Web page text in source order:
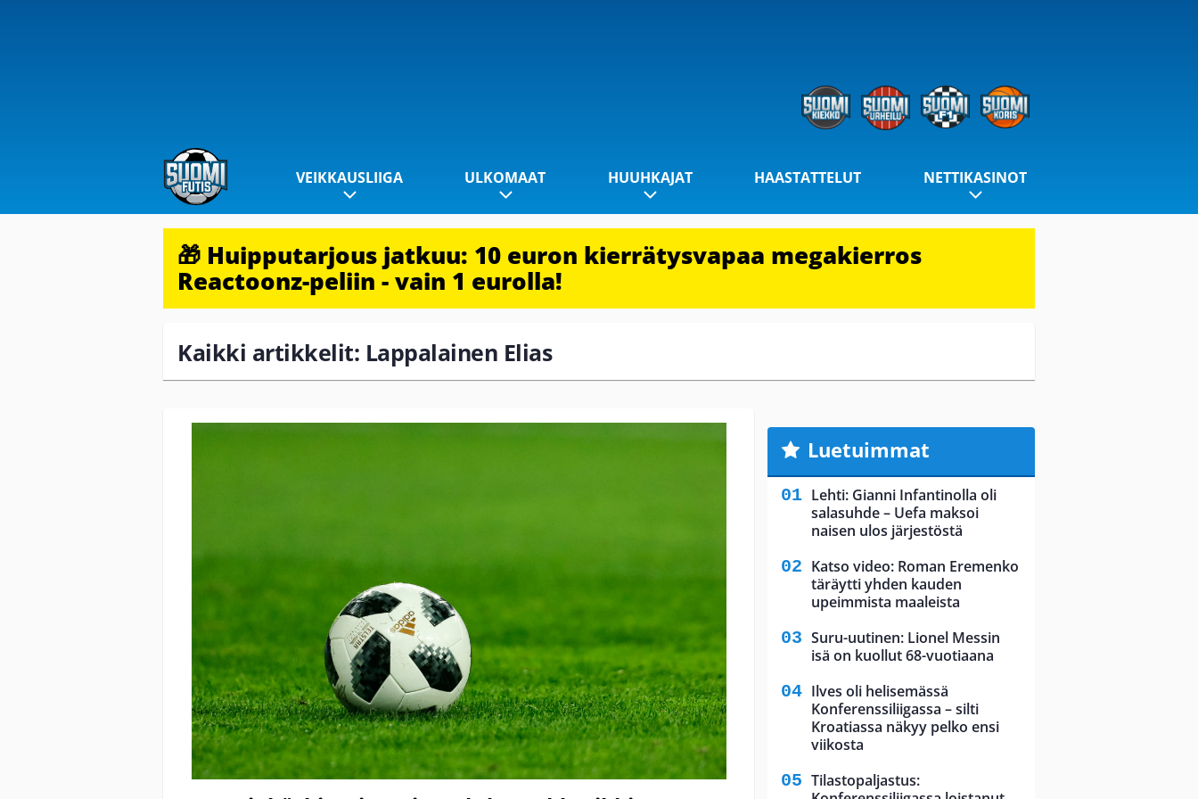
VEIKKAUSLIIGA ULKOMAAT HUUHKAJAT HAASTATTELUT NETTIKASINOT
🎁 Huipputarjous jatkuu: 10 euron kierrätysvapaa megakierros
Reactoonz-peliin - vain 1 eurolla!
Kaikki artikkelit: Lappalainen Elias
Luetuimmat
Lehti: Gianni Infantinolla oli
salasuhde – Uefa maksoi
naisen ulos järjestöstä
Katso video: Roman Eremenko
täräytti yhden kauden
upeimmista maaleista
Suru-uutinen: Lionel Messin
isä on kuollut 68-vuotiaana
Ilves oli helisemässä
Konferenssiliigassa – silti
Kroatiassa näkyy pelko ensi
viikosta
Tilastopaljastus: